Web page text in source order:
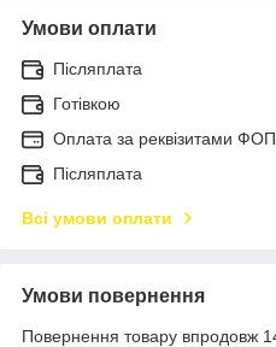
Умови оплати
Післяплата
Готівкою
Оплата за реквізитами ФОП
Післяплата
Всі умови оплати
Умови повернення
Повернення товару впродовж